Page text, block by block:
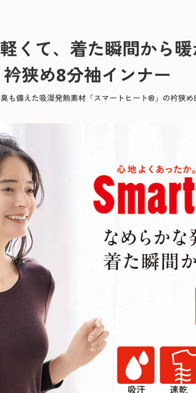
くて、着た瞬間から
衿狭め8分袖インナー
も備えた吸湿発熱素材「スマートヒート®」の衿狭